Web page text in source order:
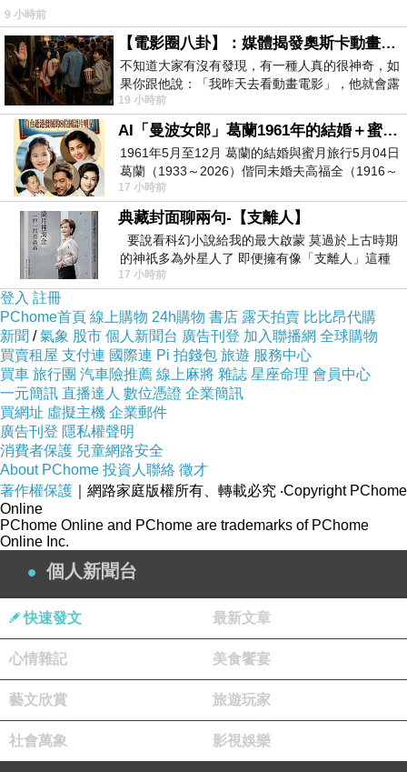
宙宣公司貨 全系列保固二年
動圈式 立體聲耳筒
自然聽感體驗，真實聲場，最少的共振
全新動圈式換能器設計
商品訊息描述:
德國 SENNHEISER HD800 超人
機
多年來， SENNHEISER 這個品牌一直是「頂
不斷挑戰自身極限，研發創新產品，以期滿足客
9 小時前
【電影圈八卦】：媒體揭發奧斯卡動畫項目投票醜聞！好萊塢為什麼看不起動畫電影？
不知道大家有沒有發現，有一種人真的很神奇，如
果你跟他說：「我昨天去看動畫電影」，他就會露
出一種慈祥的微笑，然後問你是不是陪小
19 小時前
AI「曼波女郎」葛蘭1961年的結婚＋蜜月旅行 #戀上老電影 #葛蘭 #粟子
1961年5月至12月 葛蘭的結婚與蜜月旅行5月04日
葛蘭（1933～2026）偕同未婚夫高福全（1916～
2004）乘郵輪赴倫敦6月15日於英國倫敦St.S
17 小時前
典藏封面聊兩句-【支離人】
要說看科幻小說給我的最大啟蒙 莫過於上古時期
的神祇多為外星人了 即便擁有像「支離人」這種
驚世駭俗的神通法門 也未必讀
17 小時前
登入 註冊
PChome首頁 線上購物 24h購物 書店 露天拍賣 比比昂代購
新聞 /氣象 股市 個人新聞台 廣告刊登 加入聯播網 全球購物
買賣租屋 支付連 國際連 Pi 拍錢包 旅遊 服務中心
買車 旅行團 汽車險推薦 線上麻將 雜誌 星座命理 會員中心
一元簡訊 直播達人 數位憑證 企業簡訊
買網址 虛擬主機 企業郵件
廣告刊登 隱私權聲明
消費者保護 兒童網路安全
About PChome 投資人聯絡 徵才
著作權保護 ｜網路家庭版權所有、轉載必究 ‧Copyright PChome
Online
PChome Online and PChome are trademarks of PChome
Online Inc.
個人新聞台
快速發文 最新文章
心情雜記 美食饗宴
藝文欣賞 旅遊玩家
社會萬象 影視娛樂